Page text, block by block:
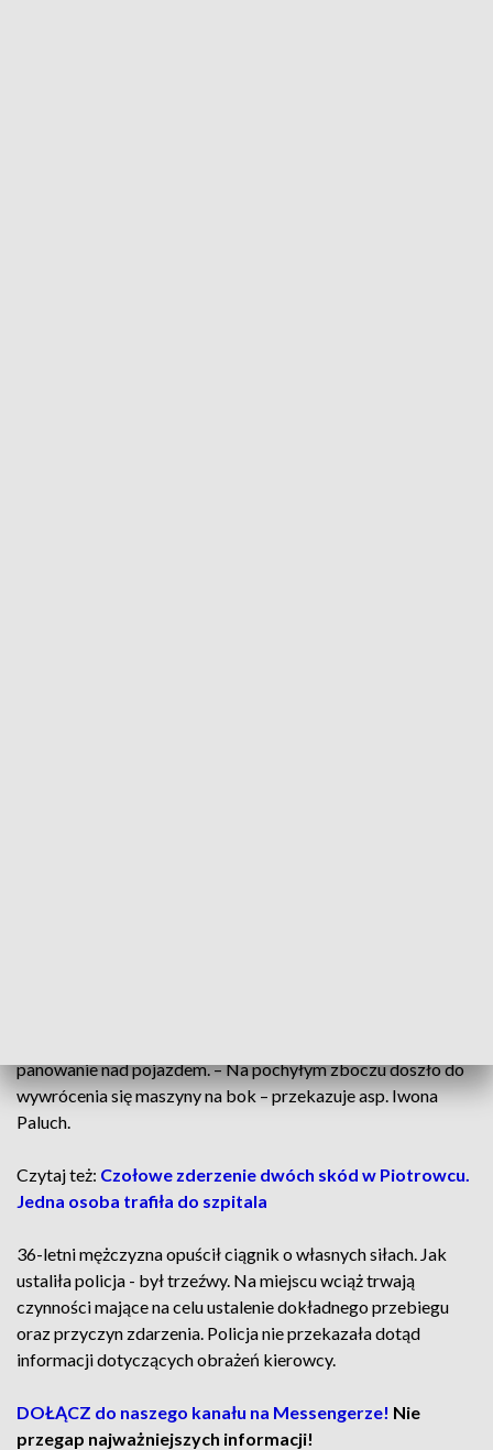
panowanie nad pojazdem. – Na pochyłym zboczu doszło do
wywrócenia się maszyny na bok – przekazuje asp. Iwona
Paluch.
Czytaj też: Czołowe zderzenie dwóch skód w Piotrowcu.
Jedna osoba trafiła do szpitala
36-letni mężczyzna opuścił ciągnik o własnych siłach. Jak
ustaliła policja - był trzeźwy. Na miejscu wciąż trwają
czynności mające na celu ustalenie dokładnego przebiegu
oraz przyczyn zdarzenia. Policja nie przekazała dotąd
informacji dotyczących obrażeń kierowcy.
DOŁĄCZ do naszego kanału na Messengerze! Nie
przegap najważniejszych informacji!